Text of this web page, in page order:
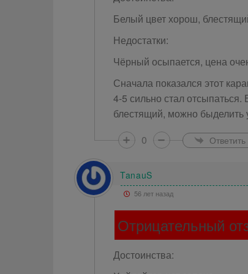
Белый цвет хорош,
Недостатки:
Чёрный осыпается, цена
Сначала показался этот
4-5 сильно стал
блестящий, можно быделить
0
Ответить
TanauS
56 лет назад
Отрицательный
Достоинства: